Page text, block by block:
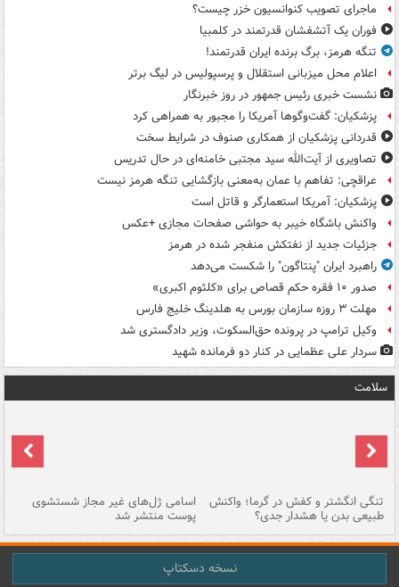
ماجرای تصویب کنوانسیون خزر چیست؟
فوران یک آتشفشان قدرتمند در کلمبیا
تنگه هرمز، برگ برنده ایران قدرتمند!
اعلام محل میزبانی استقلال و پرسپولیس در لیگ برتر
نشست خبری رئیس جمهور در روز خبرنگار
پزشکیان: گفت‌وگوها آمریکا را مجبور به همراهی کرد
قدردانی پزشکیان از همکاری صنوف در شرایط سخت
تصاویری از آیت‌الله سید مجتبی خامنه‌ای در حال تدریس
عراقچی: تفاهم با عمان به‌معنی بازگشایی تنگه هرمز نیست
پزشکیان: آمریکا استعمارگر و قاتل است
واکنش باشگاه خیبر به حواشی صفحات مجازی +عکس
جزئیات جدید از نفتکش منفجر شده در هرمز
راهبرد ایران "پنتاگون" را شکست می‌دهد
صدور ۱۰ فقره حکم قصاص برای «کلثوم اکبری»
مهلت ۳ روزه سازمان بورس به هلدینگ خلیج فارس
وکیل ترامپ در پرونده حق‌السکوت، وزیر دادگستری شد
سردار علی عظمایی در کنار دو فرمانده شهید
سلامت
تنگی انگشتر و کفش در گرما؛ واکنش
طبیعی بدن یا هشدار جدی؟
اسامی ژل‌های غیر مجاز شستشوی
پوست منتشر شد
نسخه دسکتاپ